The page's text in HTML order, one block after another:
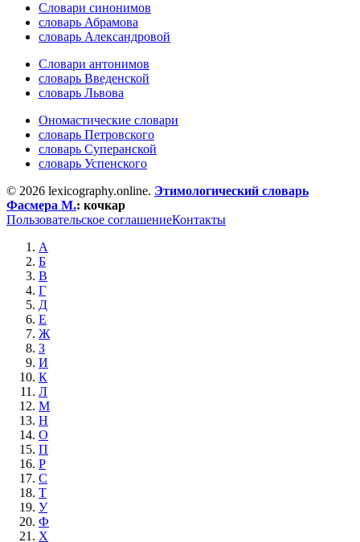
Словари синонимов
словарь Абрамова
словарь Александровой
Словари антонимов
словарь Введенской
словарь Львова
Ономастические словари
словарь Петровского
словарь Суперанской
словарь Успенского
© 2026 lexicography.online. Этимологический словарь
Фасмера М.: кочкар
Пользовательское соглашениеКонтакты
А
Б
В
Г
Д
Е
Ж
З
И
К
Л
М
Н
О
П
Р
С
Т
У
Ф
Х